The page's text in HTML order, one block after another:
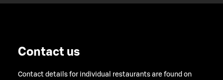
Contact us
Contact details for individual restaurants are found on